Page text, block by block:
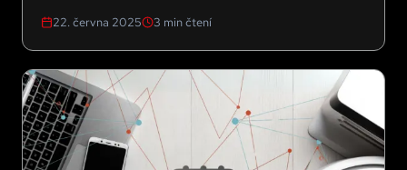
znamená pro její obyvatele?
22. června 2025 3 min čtení